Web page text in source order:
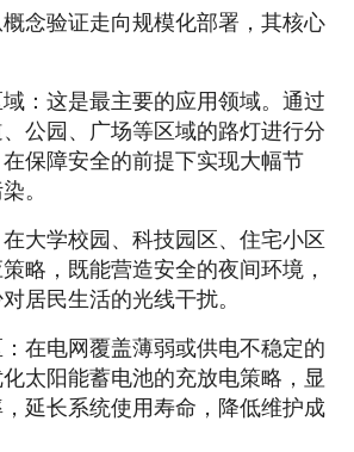
念验证走向规模化部署，其核心
：这是最主要的应用领域。通过
公园、广场等区域的路灯进行分
保障安全的前提下实现大幅节
。
大学校园、科技园区、住宅小区
略，既能营造安全的夜间环境，
居民生活的光线干扰。
在电网覆盖薄弱或供电不稳定的
太阳能蓄电池的充放电策略，显
延长系统使用寿命，降低维护成